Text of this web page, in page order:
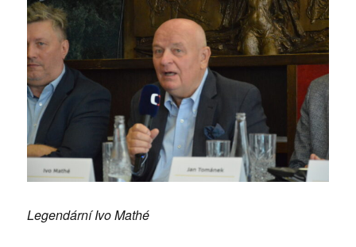
Legendární Ivo Mathé